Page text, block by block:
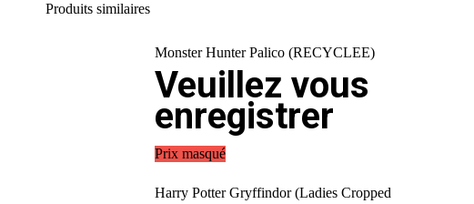
Produits similaires
Monster Hunter Palico (RECYCLEE)
Veuillez vous
enregistrer
Prix masqué
Harry Potter Gryffindor (Ladies Cropped